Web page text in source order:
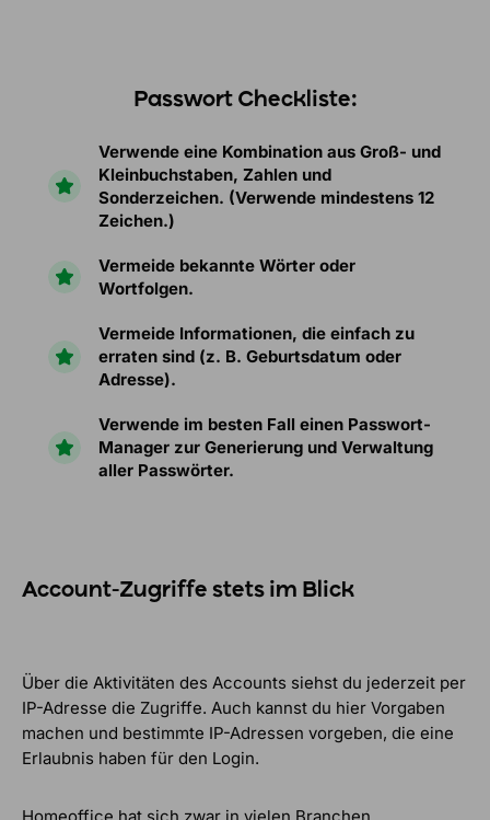
Passwort Checkliste:
Verwende eine Kombination aus Groß- und
Kleinbuchstaben, Zahlen und
Sonderzeichen. (Verwende mindestens 12
Zeichen.)
Vermeide bekannte Wörter oder
Wortfolgen.
Vermeide Informationen, die einfach zu
erraten sind (z. B. Geburtsdatum oder
Adresse).
Verwende im besten Fall einen Passwort-
Manager zur Generierung und Verwaltung
aller Passwörter.
Account-Zugriffe stets im Blick
Über die Aktivitäten des Accounts siehst du jederzeit per
IP-Adresse die Zugriffe. Auch kannst du hier Vorgaben
machen und bestimmte IP-Adressen vorgeben, die eine
Erlaubnis haben für den Login.